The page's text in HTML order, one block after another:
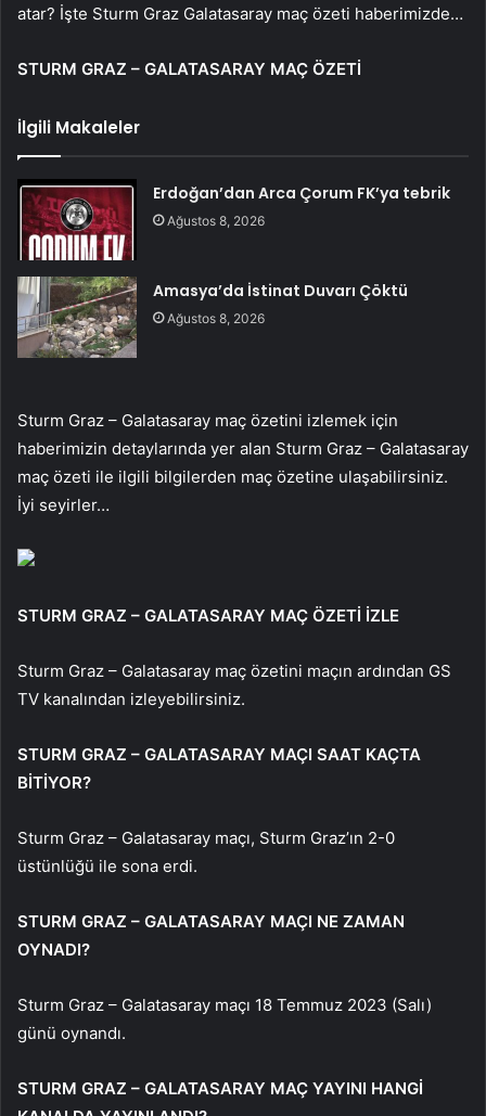
atar? İşte Sturm Graz Galatasaray maç özeti haberimizde…
STURM GRAZ – GALATASARAY MAÇ ÖZETİ
İlgili Makaleler
Erdoğan’dan Arca Çorum FK’ya tebrik
Ağustos 8, 2026
Amasya’da İstinat Duvarı Çöktü
Ağustos 8, 2026
Sturm Graz – Galatasaray maç özetini izlemek için
haberimizin detaylarında yer alan Sturm Graz – Galatasaray
maç özeti ile ilgili bilgilerden maç özetine ulaşabilirsiniz.
İyi seyirler…
STURM GRAZ – GALATASARAY MAÇ ÖZETİ İZLE
Sturm Graz – Galatasaray maç özetini maçın ardından GS
TV kanalından izleyebilirsiniz.
STURM GRAZ – GALATASARAY MAÇI SAAT KAÇTA
BİTİYOR?
Sturm Graz – Galatasaray maçı, Sturm Graz’ın 2-0
üstünlüğü ile sona erdi.
STURM GRAZ – GALATASARAY MAÇI NE ZAMAN
OYNADI?
Sturm Graz – Galatasaray maçı 18 Temmuz 2023 (Salı)
günü oynandı.
STURM GRAZ – GALATASARAY MAÇ YAYINI HANGİ